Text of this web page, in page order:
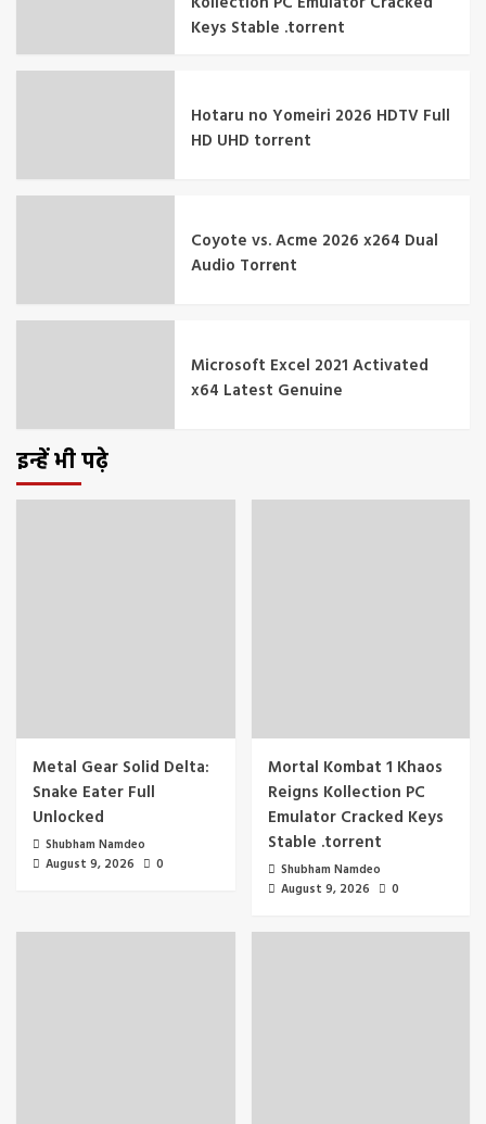
Keys Stable .torrent
Hotaru no Yomeiri 2026 HDTV Full
HD UHD torrent
Coyote vs. Acme 2026 x264 Dual
Audio Torr𝐞nt
Microsoft Excel 2021 Activated
x64 Latest Genuine
इन्हें भी पढ़े
Metal Gear Solid Delta:
Snake Eater Full
Unlocked
Shubham Namdeo
August 9, 2026
0
Mortal Kombat 1 Khaos
Reigns Kollection PC
Emulator Cracked Keys
Stable .torrent
Shubham Namdeo
August 9, 2026
0